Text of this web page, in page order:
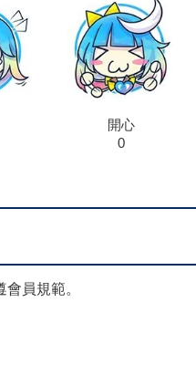
開心
0
員規範。